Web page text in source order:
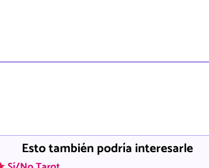
Esto también podría interesarle